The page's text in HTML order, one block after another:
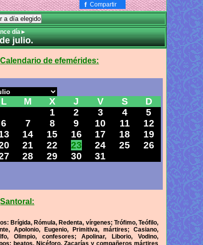
f Compartir
Ir a día elegido
día►
julio.
Calendario de efemérides:
L M X J V S
D
1
2 3 4
5
6
7 8 9 10 11
12
14 15 16 17 18
19
21 22 23 24 25
26
28 29 30 31
Santoral:
Brígida, Rómula, Redenta, vírgenes; Trófimo, Teófilo,
Apolonio, Eugenio, Primitiva, mártires; Casiano,
Olimpio, confesores; Apolinar, Liborio, Vodino,
beatos, Nicéforo, Zacarías y compañeros mártires